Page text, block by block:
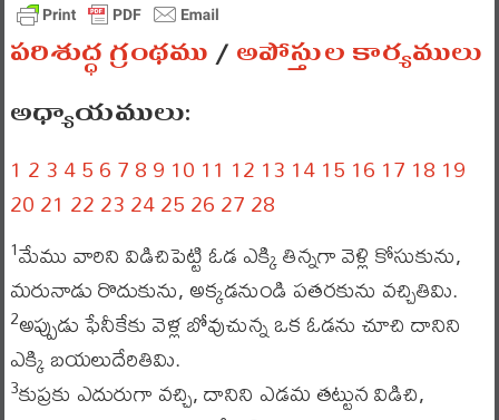
పరిశుద్ధ గ్రంథము/అపోస్తుల కార్యములు
అధ్యాయములు:
1 23456789 10 11 12 13 1415 16 17 18 19
2021 22232425262728
1మేము వారిని విడిచిపెట్టి ఓడ ఎక్కి తిన్నగా వెళ్లి కోసుకును,
మరునాడు రొదుకును, అక్కడనుండి పతరకును వచ్చితివిు.
2అప్పుడు ఫేనీకేకు వెళ్ల బోవుచున్న ఒక ఓడను చూచి దానిని
ఎక్కి బయలుదేరితివిు.
3కుప్రకు ఎదురుగా వచ్చి, దానిని ఎడమ తట్టున విడిచి,